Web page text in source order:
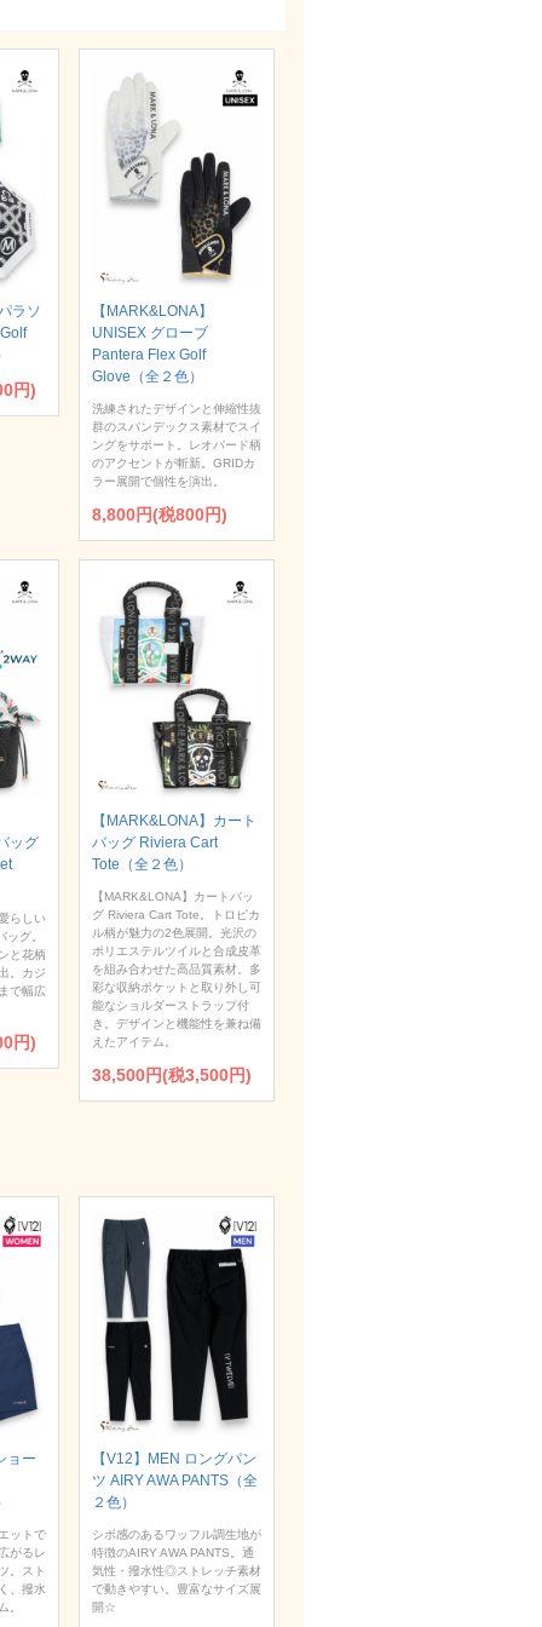
ラソ
円)
【MARK&LONA】
UNISEX グローブ
Pantera Flex Golf
Glove（全２色）
洗練されたデザインと伸縮性抜
群のスパンデックス素材でスイ
ングをサポート。レオパード柄
のアクセントが斬新。GRIDカ
ラー展開で個性を演出。
8,800円(税800円)
ッグ
らしい
グ。
と花柄
。カジ
で幅広
円)
【MARK&LONA】カート
バッグ Riviera Cart
Tote（全２色）
【MARK&LONA】カートバッ
グ Riviera Cart Tote。トロピカ
ル柄が魅力の2色展開。光沢の
ポリエステルツイルと合成皮革
を組み合わせた高品質素材。多
彩な収納ポケットと取り外し可
能なショルダーストラップ付
き。デザインと機能性を兼ね備
えたアイテム。
38,500円(税3,500円)
ョー
ットで
がるレ
。スト
、撥水
。
【V12】MEN ロングパン
ツ AIRY AWA PANTS（全
２色）
シボ感のあるワッフル調生地が
特徴のAIRY AWA PANTS。通
気性・撥水性◎ストレッチ素材
で動きやすい。豊富なサイズ展
開☆